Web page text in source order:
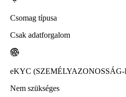
Csomag típusa
Csak adatforgalom
eKYC
Nem szükséges